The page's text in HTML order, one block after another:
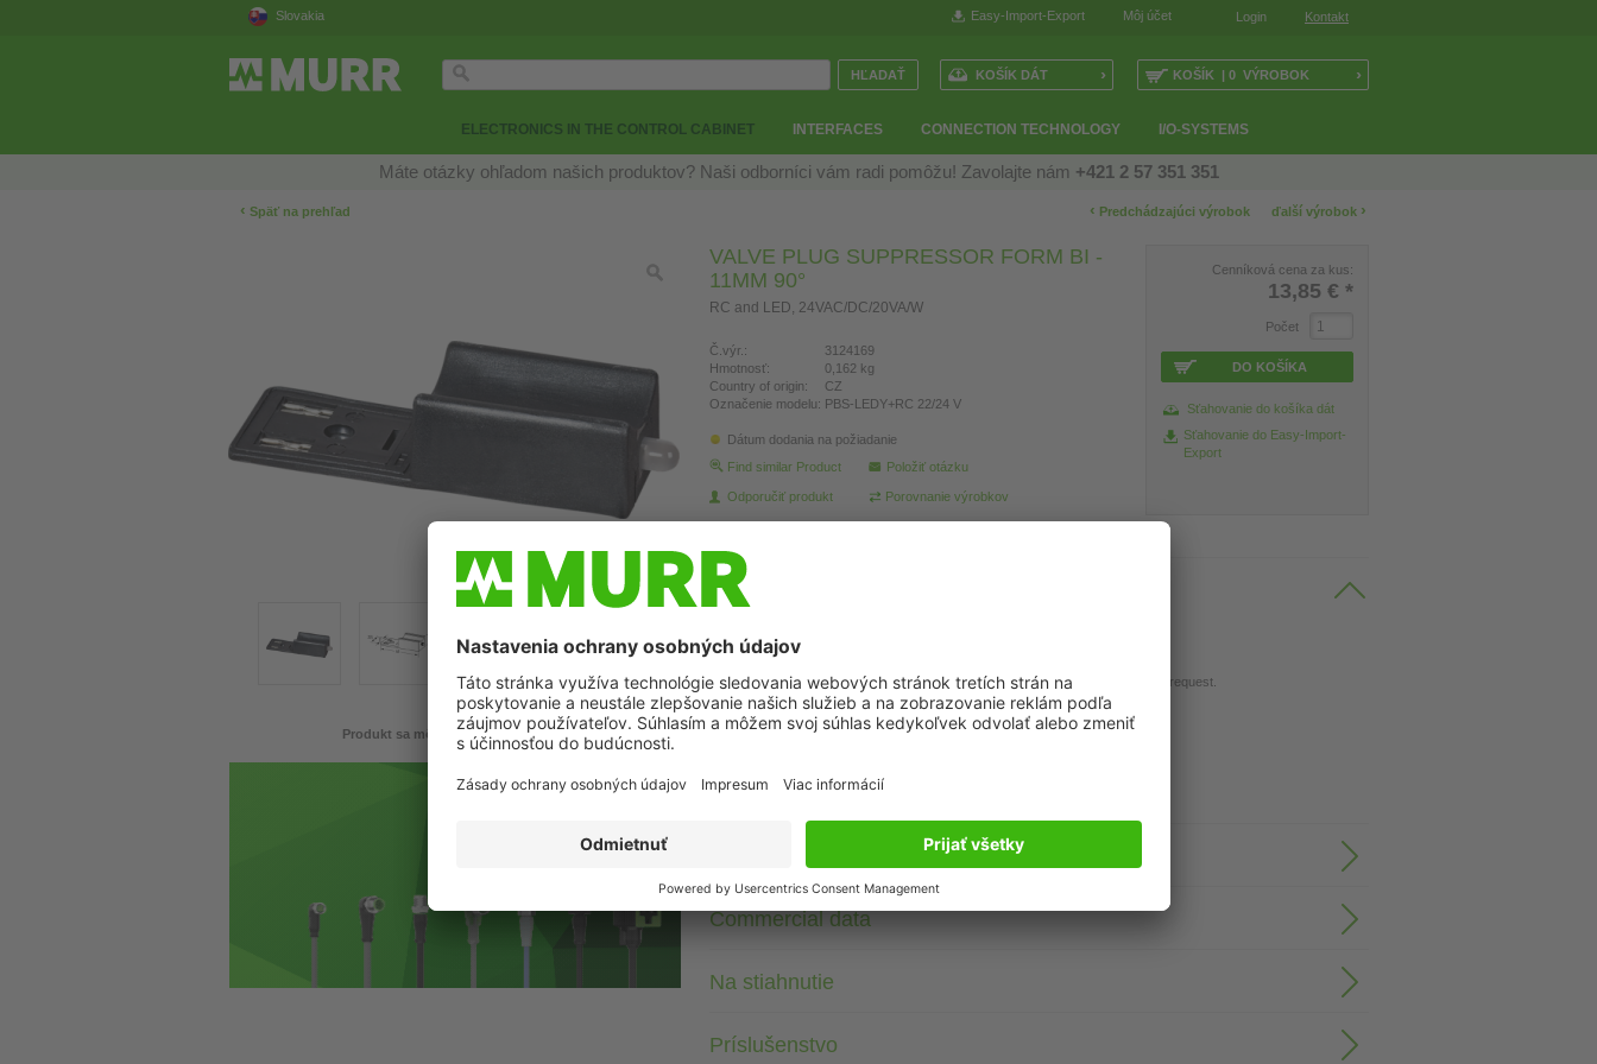
Slovakia Login Kontakt
Môj účet
Easy-Import-Export
ELECTRONICS IN THE CONTROL CABINET INTERFACES CONNECTION TECHNOLOGY I/O-SYSTEMS
KOŠÍK | 0 VÝROBOK ›
KOŠÍK DÁT ›
Máte otázky ohľadom našich produktov? Naši odborníci vám radi pomôžu! Zavolajte nám +421 2 57 351 351
‹ Späť na prehľad ďalší výrobok ›
‹ Predchádzajúci výrobok
Produkt sa môže líšiť od zobrazenia
VALVE PLUG SUPPRESSOR FORM BI -
11MM 90°
RC and LED, 24VAC/DC/20VA/W
Č.výr.:
3124169
Hmotnosť:
0,162 kg
Country of origin:
CZ
Označenie modelu: PBS-LEDY+RC 22/24 V
Dátum dodania na požiadanie
Find similar Product
Položiť otázku
Odporučiť produkt Porovnanie výrobkov
Cenníková cena za kus:
13,85 € *
Počet
DO KOŠÍKA
Sťahovanie do košíka dát
Sťahovanie do Easy-Import-
Export
Popis
RC + LED
Note PIN arrangement (PE at cable outlet of connector). 180° turned version on request.
Commercial data
Na stiahnutie
Príslušenstvo